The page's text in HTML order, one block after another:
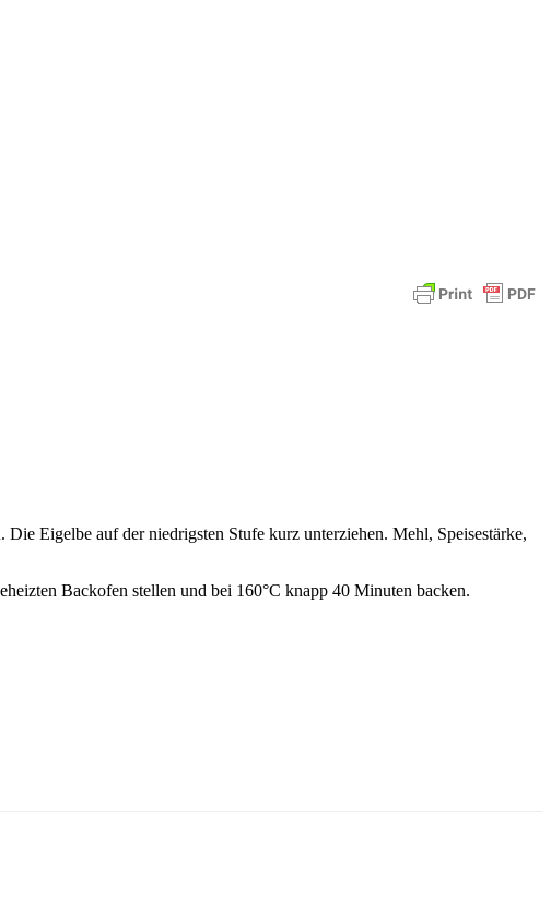
Eigelbe auf der niedrigsten Stufe kurz unterziehen. Mehl, Speisestärke,
Backofen stellen und bei 160°C knapp 40 Minuten backen.